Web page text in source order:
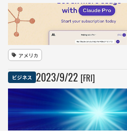
アメリカ
ビジネス 2023/9/22 [FRI]